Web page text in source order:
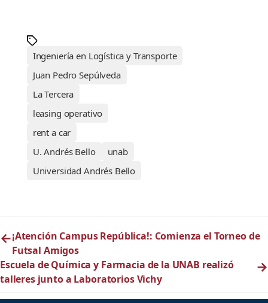
Ingeniería en Logística y Transporte
Juan Pedro Sepúlveda
La Tercera
leasing operativo
rent a car
U. Andrés Bello
unab
Universidad Andrés Bello
←¡Atención Campus República!: Comienza el Torneo de
Futsal Amigos
Escuela de Química y Farmacia de la UNAB realizó
talleres junto a Laboratorios Vichy
→